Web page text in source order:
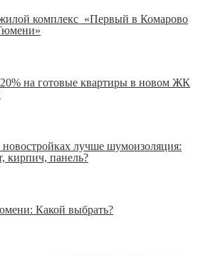
комплекс «Первый в Комарово
на готовые квартиры в новом ЖК
лучше шумоизоляция:
кирпич, панель?
Какой выбрать?